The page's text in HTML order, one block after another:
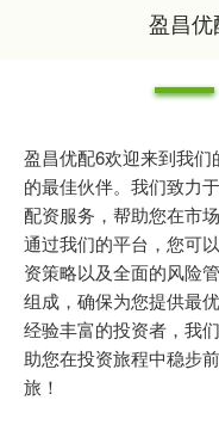
盈昌
盈昌优配6欢迎来到我
的最佳伙伴。我们致力
配资服务，帮助您在市
通过我们的平台，您可
资策略以及全面的风险
组成，确保为您提供最
经验丰富的投资者，我
助您在投资旅程中稳步
旅！